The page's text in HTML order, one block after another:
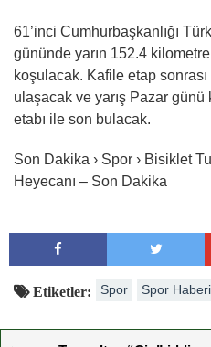
61’inci Cumhurbaşkanlığı
gününde yarın 152.4
koşulacak. Kafile etap
ulaşacak ve yarış Pazar
etabı ile son bulacak.
Son Dakika › Spor › Bisiklet
Heyecanı – Son Dakika
Etiketler: Spor Spor Haberi